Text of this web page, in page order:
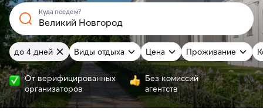
Куда поедем?
до 4 дней Виды отдыха Цена Проживание
От верифицированных
организаторов
Без комиссий
агентств